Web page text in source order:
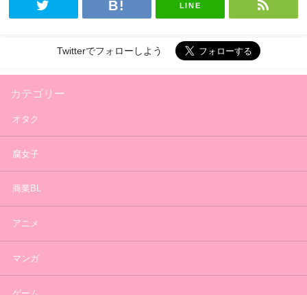
LINE
Twitterでフォローしよう
カテゴリー
オタク
腐女子
商業BL
アニメ
マンガ
ゲーム